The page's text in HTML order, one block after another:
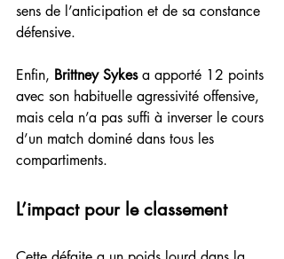
sens de l’anticipation et de sa constance
défensive.
Enfin, Brittney Sykes a apporté 12 points
avec son habituelle agressivité offensive,
mais cela n’a pas suffi à inverser le cours
d’un match dominé dans tous les
compartiments.
L’impact pour le classement